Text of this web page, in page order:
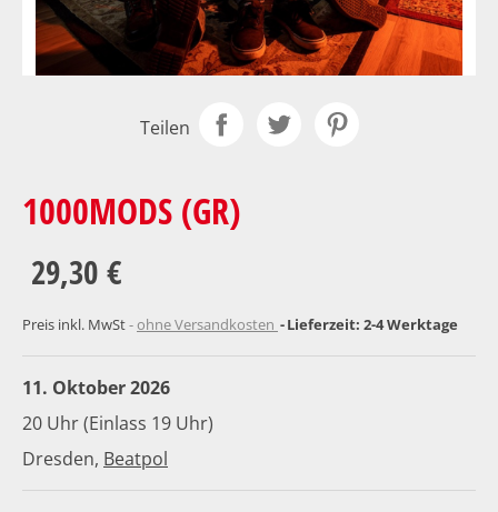
Teilen
1000MODS (GR)
29,30 €
Preis inkl. MwSt ohne Versandkosten Lieferzeit: 2-4 Werktage
11. Oktober 2026
20 Uhr (Einlass 19 Uhr)
Dresden, Beatpol